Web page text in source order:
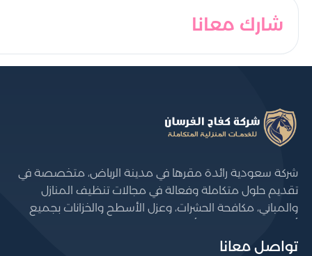
شارك معانا
شركة سعودية رائدة مقرها في مدينة الرياض، متخصصة في
تقديم حلول متكاملة وفعالة في مجالات تنظيف المنازل
والمباني، مكافحة الحشرات، وعزل الأسطح والخزانات بجميع
خلال فريق عمل مؤهل يستخدم أحدث المعدات والتقنيات،
تواصل معانا